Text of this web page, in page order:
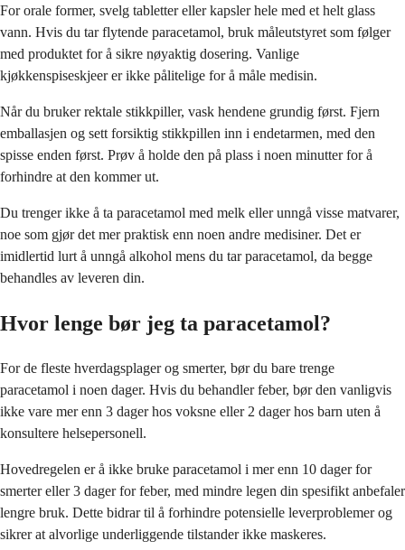
For orale former, svelg tabletter eller kapsler hele med et helt glass
vann. Hvis du tar flytende paracetamol, bruk måleutstyret som følger
med produktet for å sikre nøyaktig dosering. Vanlige
kjøkkenspiseskjeer er ikke pålitelige for å måle medisin.
Når du bruker rektale stikkpiller, vask hendene grundig først. Fjern
emballasjen og sett forsiktig stikkpillen inn i endetarmen, med den
spisse enden først. Prøv å holde den på plass i noen minutter for å
forhindre at den kommer ut.
Du trenger ikke å ta paracetamol med melk eller unngå visse matvarer,
noe som gjør det mer praktisk enn noen andre medisiner. Det er
imidlertid lurt å unngå alkohol mens du tar paracetamol, da begge
behandles av leveren din.
Hvor lenge bør jeg ta paracetamol?
For de fleste hverdagsplager og smerter, bør du bare trenge
paracetamol i noen dager. Hvis du behandler feber, bør den vanligvis
ikke vare mer enn 3 dager hos voksne eller 2 dager hos barn uten å
konsultere helsepersonell.
Hovedregelen er å ikke bruke paracetamol i mer enn 10 dager for
smerter eller 3 dager for feber, med mindre legen din spesifikt anbefaler
lengre bruk. Dette bidrar til å forhindre potensielle leverproblemer og
sikrer at alvorlige underliggende tilstander ikke maskeres.